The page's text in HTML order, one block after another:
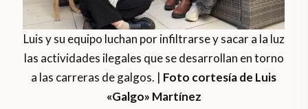
Luis y su equipo luchan por infiltrarse y sacar a la luz
las actividades ilegales que se desarrollan en torno
a las carreras de galgos. | Foto cortesía de Luis
«Galgo» Martínez